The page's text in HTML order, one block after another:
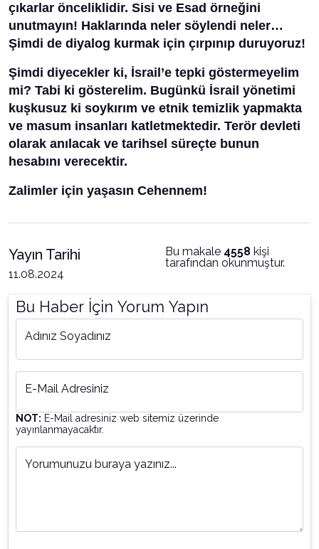
çıkarlar önceliklidir. Sisi ve Esad örneğini
unutmayın! Haklarında neler söylendi neler…
Şimdi de diyalog kurmak için çırpınıp duruyoruz!
Şimdi diyecekler ki, İsrail’e tepki göstermeyelim
mi? Tabi ki gösterelim. Bugünkü İsrail yönetimi
kuşkusuz ki soykırım ve etnik temizlik yapmakta
ve masum insanları katletmektedir. Terör devleti
olarak anılacak ve tarihsel süreçte bunun
hesabını verecektir.
Zalimler için yaşasın Cehennem!
Yayın Tarihi
11.08.2024
Bu makale 4558 kişi
tarafından okunmuştur.
Bu Haber İçin Yorum Yapın
Adınız Soyadınız
E-Mail Adresiniz
NOT: E-Mail adresiniz web sitemiz üzerinde
yayınlanmayacaktır.
Yorumunuzu buraya yazınız...